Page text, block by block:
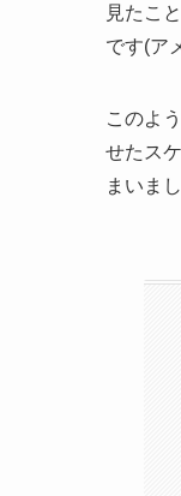
見たこ
です(ア
このよ
せたス
まいま